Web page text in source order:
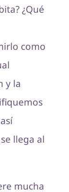
¿Qué
como
y la
llega al
mucha